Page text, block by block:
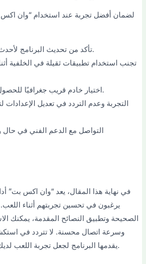
لضمان أفضل تجربة عند استخدام “وان اكس
تأكد من تحديث البرنامج لأحدث إصدار باستمرار.
تجنب استخدام تطبيقات ثقيلة في الخلفية
اختيار خادم قريب جغرافيًا للحصول على أفضل أداء.
التجربة وعدم التردد في تعديل الإعدادات
التواصل مع الدعم الفني في
في نهاية هذا المقال، يعد “وان اكس بت”
يرغبون في تحسين تجربتهم أثناء
الصحيحة وتطبيق النصائح المقدمة، يمكنك
وسرعة اتصال محسنة. لا تتردد في
يقدمها البرنامج لجعل تجربة اللعب لديك أكثر سلاسة واستمتاعًا.